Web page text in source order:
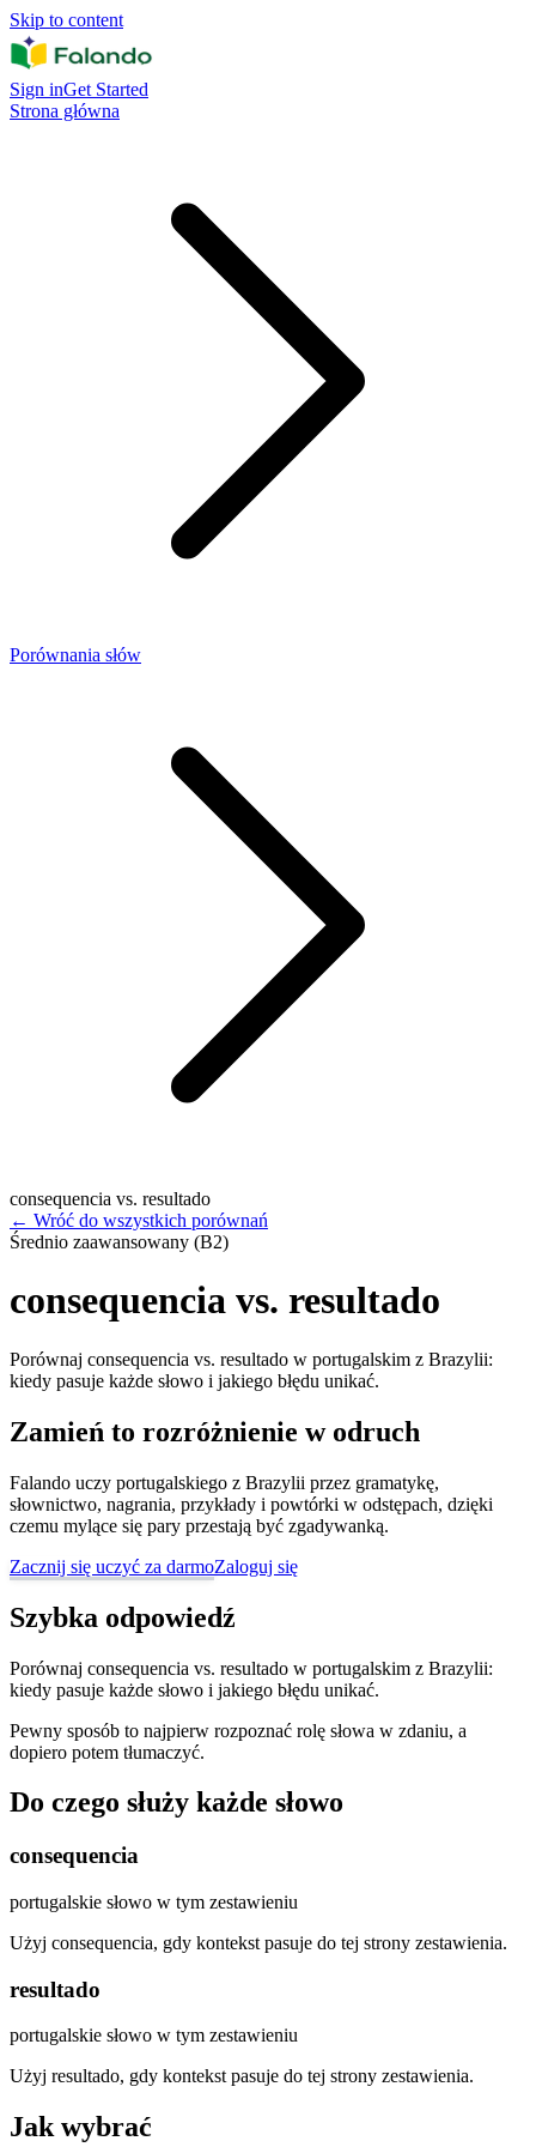
Skip to content
Sign inGet Started
Strona główna
Porównania słów
consequencia vs. resultado
← Wróć do wszystkich porównań
Średnio zaawansowany (B2)
consequencia vs. resultado
Porównaj consequencia vs. resultado w portugalskim z Brazylii:
kiedy pasuje każde słowo i jakiego błędu unikać.
Zamień to rozróżnienie w odruch
Falando uczy portugalskiego z Brazylii przez gramatykę,
słownictwo, nagrania, przykłady i powtórki w odstępach, dzięki
czemu mylące się pary przestają być zgadywanką.
Zacznij się uczyć za darmoZaloguj się
Szybka odpowiedź
Porównaj consequencia vs. resultado w portugalskim z Brazylii:
kiedy pasuje każde słowo i jakiego błędu unikać.
Pewny sposób to najpierw rozpoznać rolę słowa w zdaniu, a
dopiero potem tłumaczyć.
Do czego służy każde słowo
consequencia
portugalskie słowo w tym zestawieniu
Użyj consequencia, gdy kontekst pasuje do tej strony zestawienia.
resultado
portugalskie słowo w tym zestawieniu
Użyj resultado, gdy kontekst pasuje do tej strony zestawienia.
Jak wybrać